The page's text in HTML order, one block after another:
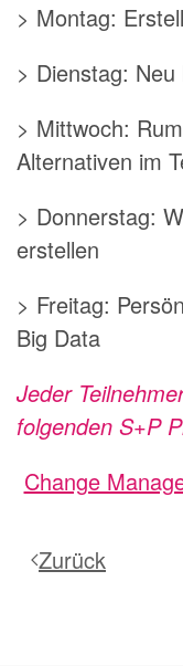
> Montag:
> Dienstag:
> Mittwoch:
Alternativen im
> Donnerstag:
erstellen
> Freitag:
Big Data
Jeder
folgenden S+P
Change
Zurück